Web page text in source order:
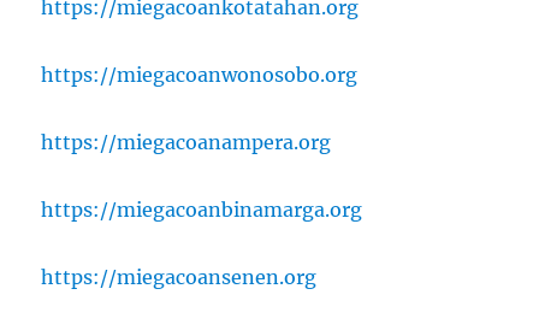
https://miegacoankotatahan.org
https://miegacoanwonosobo.org
https://miegacoanampera.org
https://miegacoanbinamarga.org
https://miegacoansenen.org